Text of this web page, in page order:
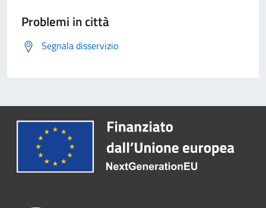
Problemi in città
Segnala disservizio